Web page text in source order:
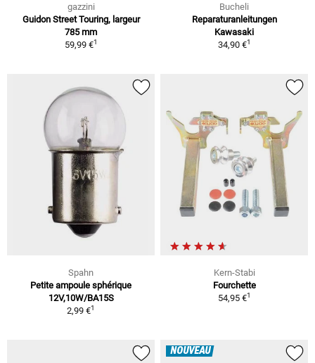
gazzini
Guidon Street Touring, largeur
785 mm
59,99 €1
Bucheli
Reparaturanleitungen
Kawasaki
34,90 €1
Spahn
Petite ampoule sphérique
12V,10W/BA15S
2,99 €1
Kern-Stabi
Fourchette
54,95 €1
NOUVEAU